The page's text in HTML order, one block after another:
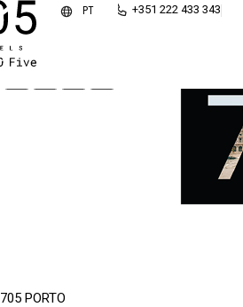
PT +351 222 433 343
705 PORTO